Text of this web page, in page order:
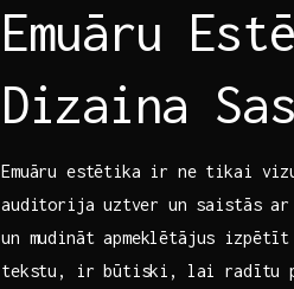
Emuāru
Dizaina
Emuāru estētika ir ne tikai
auditorija⁢ uztver un saistās ar
un mudināt apmeklētājus
tekstu, ir būtiski,‍ lai radītu